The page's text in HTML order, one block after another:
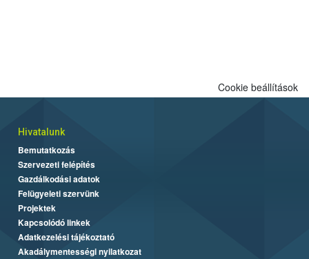
Cookie beállítások
Hivatalunk
Bemutatkozás
Szervezeti felépítés
Gazdálkodási adatok
Felügyeleti szervünk
Projektek
Kapcsolódó linkek
Adatkezelési tájékoztató
Akadálymentességi nyilatkozat